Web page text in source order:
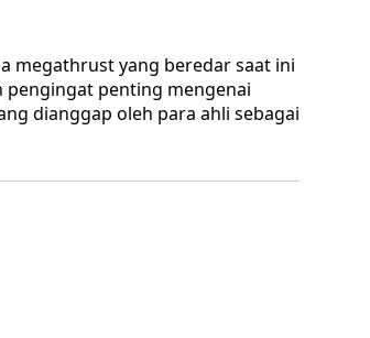
megathrust yang beredar saat ini
pengingat penting mengenai
dianggap oleh para ahli sebagai